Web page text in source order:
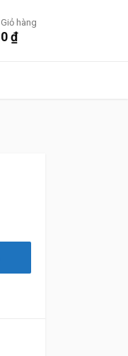
Giỏ hàng
0₫